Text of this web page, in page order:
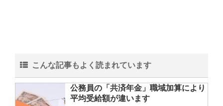
こんな記事もよく読まれています
公務員の「共済年金」職域加算により
平均受給額が違います